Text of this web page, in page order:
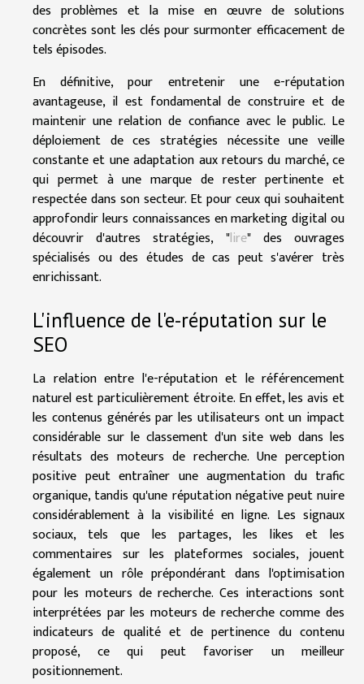
des problèmes et la mise en œuvre de solutions
concrètes sont les clés pour surmonter efficacement de
tels épisodes.
En définitive, pour entretenir une e-réputation
avantageuse, il est fondamental de construire et de
maintenir une relation de confiance avec le public. Le
déploiement de ces stratégies nécessite une veille
constante et une adaptation aux retours du marché, ce
qui permet à une marque de rester pertinente et
respectée dans son secteur. Et pour ceux qui souhaitent
approfondir leurs connaissances en marketing digital ou
découvrir d'autres stratégies, "lire" des ouvrages
spécialisés ou des études de cas peut s'avérer très
enrichissant.
L'influence de l'e-réputation sur le
SEO
La relation entre l'e-réputation et le référencement
naturel est particulièrement étroite. En effet, les avis et
les contenus générés par les utilisateurs ont un impact
considérable sur le classement d'un site web dans les
résultats des moteurs de recherche. Une perception
positive peut entraîner une augmentation du trafic
organique, tandis qu'une réputation négative peut nuire
considérablement à la visibilité en ligne. Les signaux
sociaux, tels que les partages, les likes et les
commentaires sur les plateformes sociales, jouent
également un rôle prépondérant dans l'optimisation
pour les moteurs de recherche. Ces interactions sont
interprétées par les moteurs de recherche comme des
indicateurs de qualité et de pertinence du contenu
proposé, ce qui peut favoriser un meilleur
positionnement.